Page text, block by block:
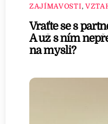
ZAJÍMAVOSTI,
Vraťte se s
A už s ním
na mysli?